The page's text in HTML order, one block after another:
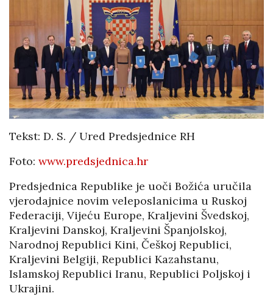
Tekst: D. S. / Ured Predsjednice RH
Foto: www.predsjednica.hr
Predsjednica Republike je uoči Božića uručila
vjerodajnice novim veleposlanicima u Ruskoj
Federaciji, Vijeću Europe, Kraljevini Švedskoj,
Kraljevini Danskoj, Kraljevini Španjolskoj,
Narodnoj Republici Kini, Češkoj Republici,
Kraljevini Belgiji, Republici Kazahstanu,
Islamskoj Republici Iranu, Republici Poljskoj i
Ukrajini.